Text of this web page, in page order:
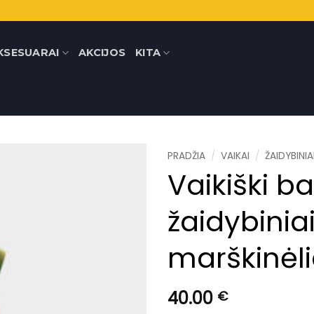
AKCIJOS KITA
PRADŽIA / VAIKAI /
Vaikiški
žaidybiniai
40.00 €